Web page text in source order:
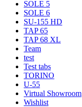
SOLE 5
SOLE 6
SU-155 HD
TAP 65
TAP 68 XL
Team
test
Test tabs
TORINO
U-55
Virtual Showroom
Wishlist